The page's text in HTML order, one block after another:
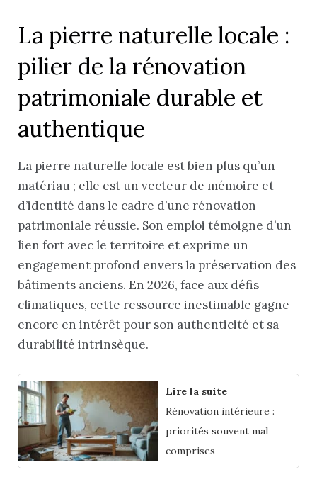
La pierre naturelle locale :
pilier de la rénovation
patrimoniale durable et
authentique
La pierre naturelle locale est bien plus qu’un
matériau ; elle est un vecteur de mémoire et
d’identité dans le cadre d’une rénovation
patrimoniale réussie. Son emploi témoigne d’un
lien fort avec le territoire et exprime un
engagement profond envers la préservation des
bâtiments anciens. En 2026, face aux défis
climatiques, cette ressource inestimable gagne
encore en intérêt pour son authenticité et sa
durabilité intrinsèque.
Lire la suite
Rénovation intérieure :
priorités souvent mal
comprises